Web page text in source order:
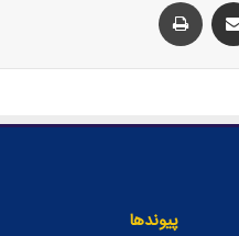
پیوندها